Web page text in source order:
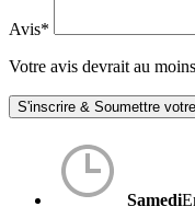
Avis*
Votre avis devrait au
Samedi